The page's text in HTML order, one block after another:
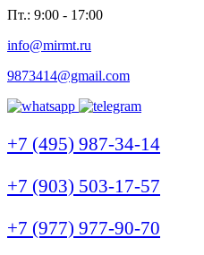
Пт.: 9:00 - 17:00
info@mirmt.ru
9873414@gmail.com
+7 (495) 987-34-14
+7 (903) 503-17-57
+7 (977) 977-90-70